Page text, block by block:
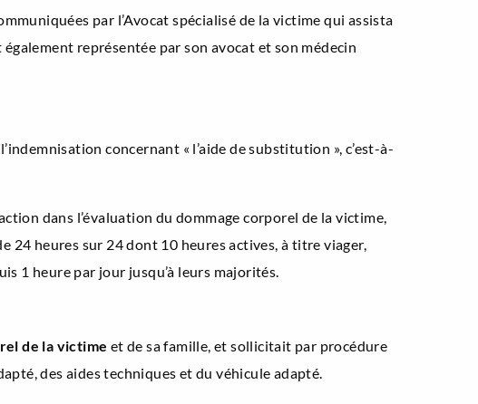
par l’Avocat spécialisé de la victime qui assista
également représentée par son avocat et son médecin
concernant « l’aide de substitution », c’est-à-
dans l’évaluation du dommage corporel de la victime,
24 heures sur 24 dont 10 heures actives, à titre viager,
1 heure par jour jusqu’à leurs majorités.
de la victime et de sa famille, et sollicitait par procédure
des aides techniques et du véhicule adapté.